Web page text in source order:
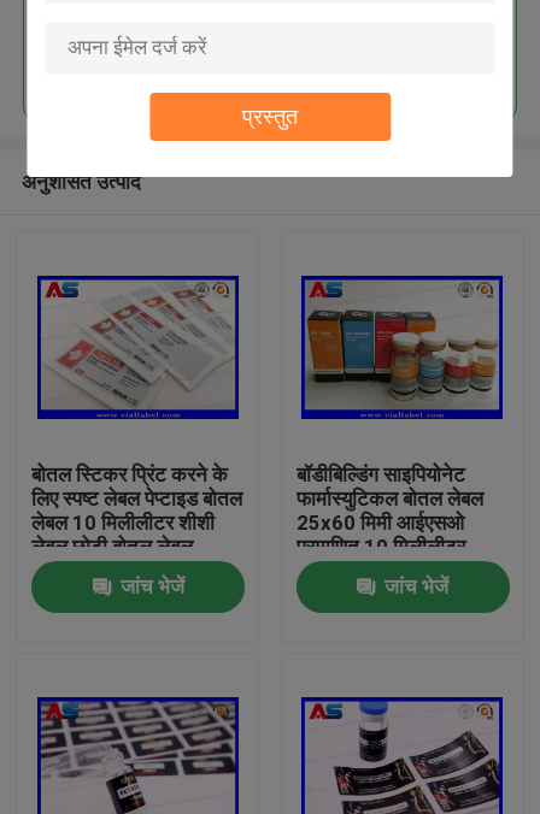
प्रस्तुत
उत्पादों
हमारे बारे में
जारी रखें
अनुशंसित उत्पाद
बोतल स्टिकर प्रिंट करने के
लिए स्पष्ट लेबल पेप्टाइड बोतल
लेबल 10 मिलीलीटर शीशी
लेबल छोटी बोतल लेबल
जांच भेजें
बॉडीबिल्डिंग साइपियोनेट
फार्मास्युटिकल बोतल लेबल
25x60 मिमी आईएसओ
प्रमाणित 10 मिलीलीटर
शीशियों के लिए
जांच भेजें